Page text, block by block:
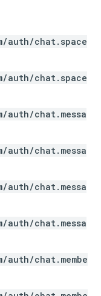
auth/chat.space
auth/chat.space
auth/chat.messa
auth/chat.messa
auth/chat.messa
auth/chat.messa
auth/chat.membe